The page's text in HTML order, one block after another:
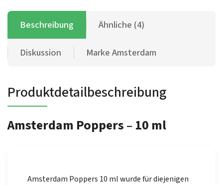
Beschreibung Ähnliche (4)
Diskussion MarkeAmsterdam
Produktdetailbeschreibung
Amsterdam Poppers – 10 ml
Amsterdam Poppers 10 ml wurde für diejenigen